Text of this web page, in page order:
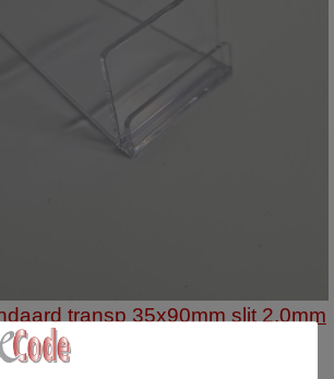
transp 35x90mm slit 2.0mm